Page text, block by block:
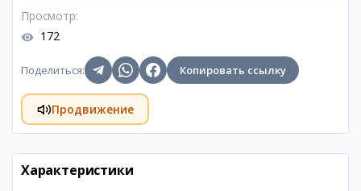
Просмотр:
172
Поделиться: Копировать ссылку
Продвижение
Характеристики